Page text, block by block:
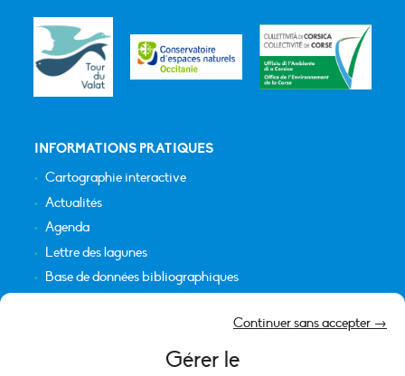
Gérer le
Continuer sans accepter →
INFORMATIONS PRATIQUES
Cartographie interactive
Actualités
Agenda
Lettre des lagunes
Base de données bibliographiques